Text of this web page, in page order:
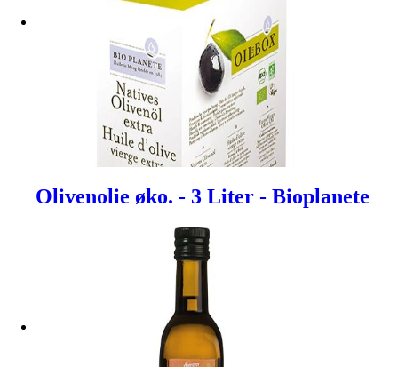
Olivenolie øko. - 3 Liter - Bioplanete